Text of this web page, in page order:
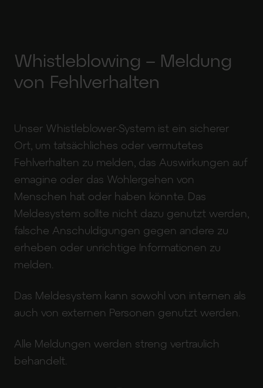
Whistleblowing – Meldung
von Fehlverhalten
Unser Whistleblower-System ist ein sicherer
Ort, um tatsächliches oder vermutetes
Fehlverhalten zu melden, das Auswirkungen auf
emagine oder das Wohlergehen von
Menschen hat oder haben könnte. Das
Meldesystem sollte nicht dazu genutzt werden,
falsche Anschuldigungen gegen andere zu
erheben oder unrichtige Informationen zu
melden.
Das Meldesystem kann sowohl von internen als
auch von externen Personen genutzt werden.
Alle Meldungen werden streng vertraulich
behandelt.